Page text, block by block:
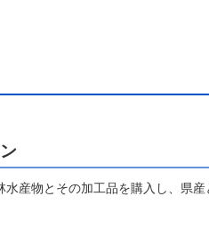
産物とその加工品を購入し、県